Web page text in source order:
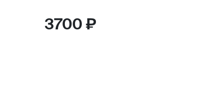
3700 ₽